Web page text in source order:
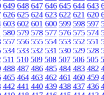
649 648 647 646 645 644 643
626 625 624 623 622 621 620
603 602 601 600 599 598 597
580 579 578 577 576 575 574
557 556 555 554 553 552 551
534 533 532 531 530 529 528
511 510 509 508 507 506 505
488 487 486 485 484 483 482
465 464 463 462 461 460 459
442 441 440 439 438 437 436